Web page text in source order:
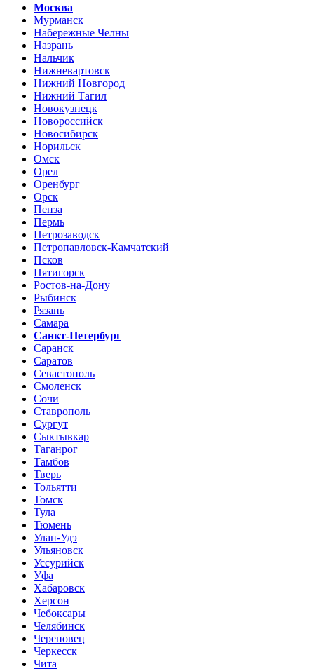
Москва
Мурманск
Набережные Челны
Назрань
Нальчик
Нижневартовск
Нижний Новгород
Нижний Тагил
Новокузнецк
Новороссийск
Новосибирск
Норильск
Омск
Орел
Оренбург
Орск
Пенза
Пермь
Петрозаводск
Петропавловск-Камчатский
Псков
Пятигорск
Ростов-на-Дону
Рыбинск
Рязань
Самара
Санкт-Петербург
Саранск
Саратов
Севастополь
Смоленск
Сочи
Ставрополь
Сургут
Сыктывкар
Таганрог
Тамбов
Тверь
Тольятти
Томск
Тула
Тюмень
Улан-Удэ
Ульяновск
Уссурийск
Уфа
Хабаровск
Херсон
Чебоксары
Челябинск
Череповец
Черкесск
Чита